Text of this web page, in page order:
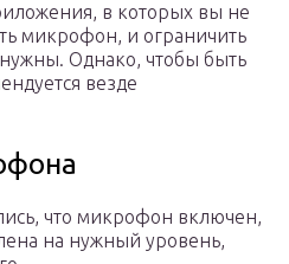
в которых вы не
микрофон, и ограничить
Однако, чтобы быть
везде
что микрофон включен,
на нужный уровень,